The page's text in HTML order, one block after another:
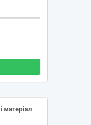
ДК 021:2015: 33140000-3 Медичні матеріали (Пробірка для забору капілярної крові, 0,2 мл, ЕДТА К2, червона кришка, з капіляром; Пробірки для забору капілярної крові: Об'єм: 0.5 мл, Розмір: 11х45мм, Наповнювач: ЕДТА К2, кришка Червона, з капіляром, пробірка з: Полістирол, кришка: Поліпропілен, Тип кришки: Ковпачок, Метод забору крові: Аспіраційний, Дно пробірки: Плоске; робірки для забору капілярної крові: Об'єм 0.15 мл, Розмір: 11х39 мм, Наповнювач: Натрію цитрат, кришка Бузкова, з капіляром, пробірка з Поліпропілену, кришка (Ковпачок) з: Поліпропілен, Метод забору крові: Аспіраційний, Дно пробірки: Конічне; Пробірка, нестерильна, 1 мл ,11х39 , з пласкою кришкою ковпачком та наповнювачем, пласке дно, для аналізів у клінічній хімії та імунології; Пробірка, нестерильна, 2 мл ,11х40, з пласкою кришкою ковпачком та наповнювачем, пласке дно, для аналізів у клінічній хімії та імунології, з градуюванням; Пробірка лабораторна, не стерильна, об’ємом 2 мл, з натрію цитратом. Поліпропіленова, прозора, розмір 11х 40 мм. Кришка зелена, пласка, типу ковпачок. Пласке дно, розгорнутий край, без градуювання. Не центрифужна, не для ПЛР, не автоклавується.; Пробірка вакуумна: Об'єм 5 мл., розмір: 13х75 мм, наповнювач: Активатор згортання (кремнезем), колір кришки: Червоний, стерильна; Пробірка вакуумна: Об'єм 2 мл., розмір: 13х75 мм, наповнювач: К2 ЕДТА, колір кришки: Лавандовий, стерильна)